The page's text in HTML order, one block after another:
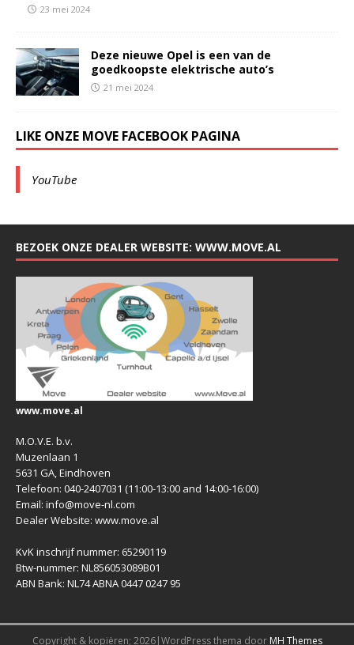
23 mei 2024
Deze nieuwe Opel is een van de
goedkoopste elektrische auto’s
21 mei 2024
LIKE ONZE MOVE FACEBOOK PAGINA
YouTube
BEZOEK ONZE DEALER WEBSITE: WWW.MOVE.AL
www.move.al
M.O.V.E. b.v.
Muzenlaan 1
5631 GA, Eindhoven
Telefoon: 040-2407031 (11:00-13:00 and 14:00-16:00)
Email: info@move-nl.com
Dealer Website: www.move.al
KvK inschrijf nummer: 65290119
Btw-nummer: NL856053089B01
ABN Bank: NL74 ABNA 0447 0247 95
Copyright & kopiëren; 2026|WordPress thema door MH Themes